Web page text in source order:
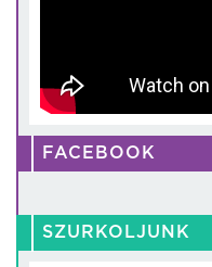
FACEBOOK
SZURKOLJUNK